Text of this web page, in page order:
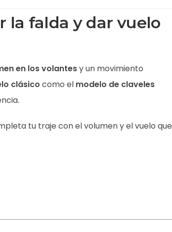
la falda y dar vuelo
en los volantesy un movimiento
clásico como el modelo de claveles
tu traje con el volumen y el vuelo que